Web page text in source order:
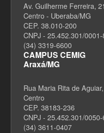
Av. Guilherme Ferreira,
Centro - Uberaba/MG
CEP. 38.010-200
CNPJ - 25.452.301/
(34) 3319-6600
CAMPUS CEMIG
Araxá/MG
Rua Maria Rita de
Centro
CEP. 38183-236
CNPJ - 25.452.301/
(34) 3611-0407